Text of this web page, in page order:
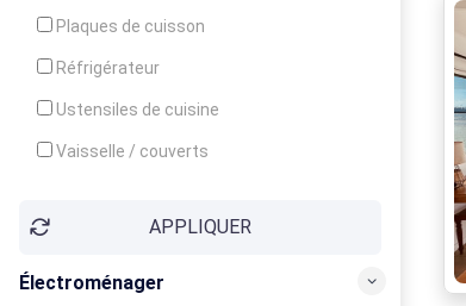
Plaques de cuisson
Réfrigérateur
Ustensiles de cuisine
Vaisselle / couverts
Congélateur
APPLIQUER
Électroménager